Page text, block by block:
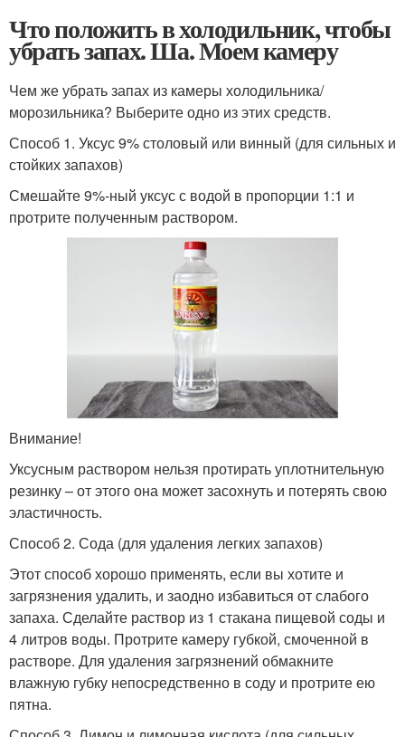
Что положить в холодильник, чтобы
убрать запах. Ша. Моем камеру
Чем же убрать запах из камеры холодильника/
морозильника? Выберите одно из этих средств.
Способ 1. Уксус 9% столовый или винный (для сильных и
стойких запахов)
Смешайте 9%-ный уксус с водой в пропорции 1:1 и
протрите полученным раствором.
Внимание!
Уксусным раствором нельзя протирать уплотнительную
резинку – от этого она может засохнуть и потерять свою
эластичность.
Способ 2. Сода (для удаления легких запахов)
Этот способ хорошо применять, если вы хотите и
загрязнения удалить, и заодно избавиться от слабого
запаха. Сделайте раствор из 1 стакана пищевой соды и
4 литров воды. Протрите камеру губкой, смоченной в
растворе. Для удаления загрязнений обмакните
влажную губку непосредственно в соду и протрите ею
пятна.